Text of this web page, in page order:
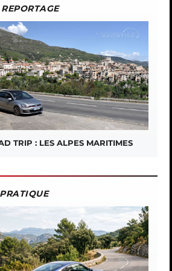
TRIP : LES ALPES MARITIMES